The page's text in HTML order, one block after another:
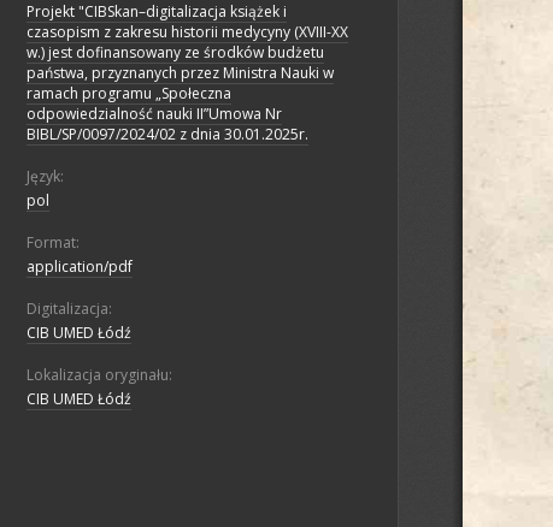
Projekt "CIBSkan–digitalizacja książek i
czasopism z zakresu historii medycyny (XVIII-XX
w.) jest dofinansowany ze środków budżetu
państwa, przyznanych przez Ministra Nauki w
ramach programu „Społeczna
odpowiedzialność nauki II”Umowa Nr
BIBL/SP/0097/2024/02 z dnia 30.01.2025r.
Język:
pol
Format:
application/pdf
Digitalizacja:
CIB UMED Łódź
Lokalizacja oryginału:
CIB UMED Łódź